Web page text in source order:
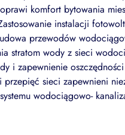
komfort bytowania
instalacji
przewodów
stratom wody z sieci
i zapewnienie
sieci zapewnieni
wodociągowo-